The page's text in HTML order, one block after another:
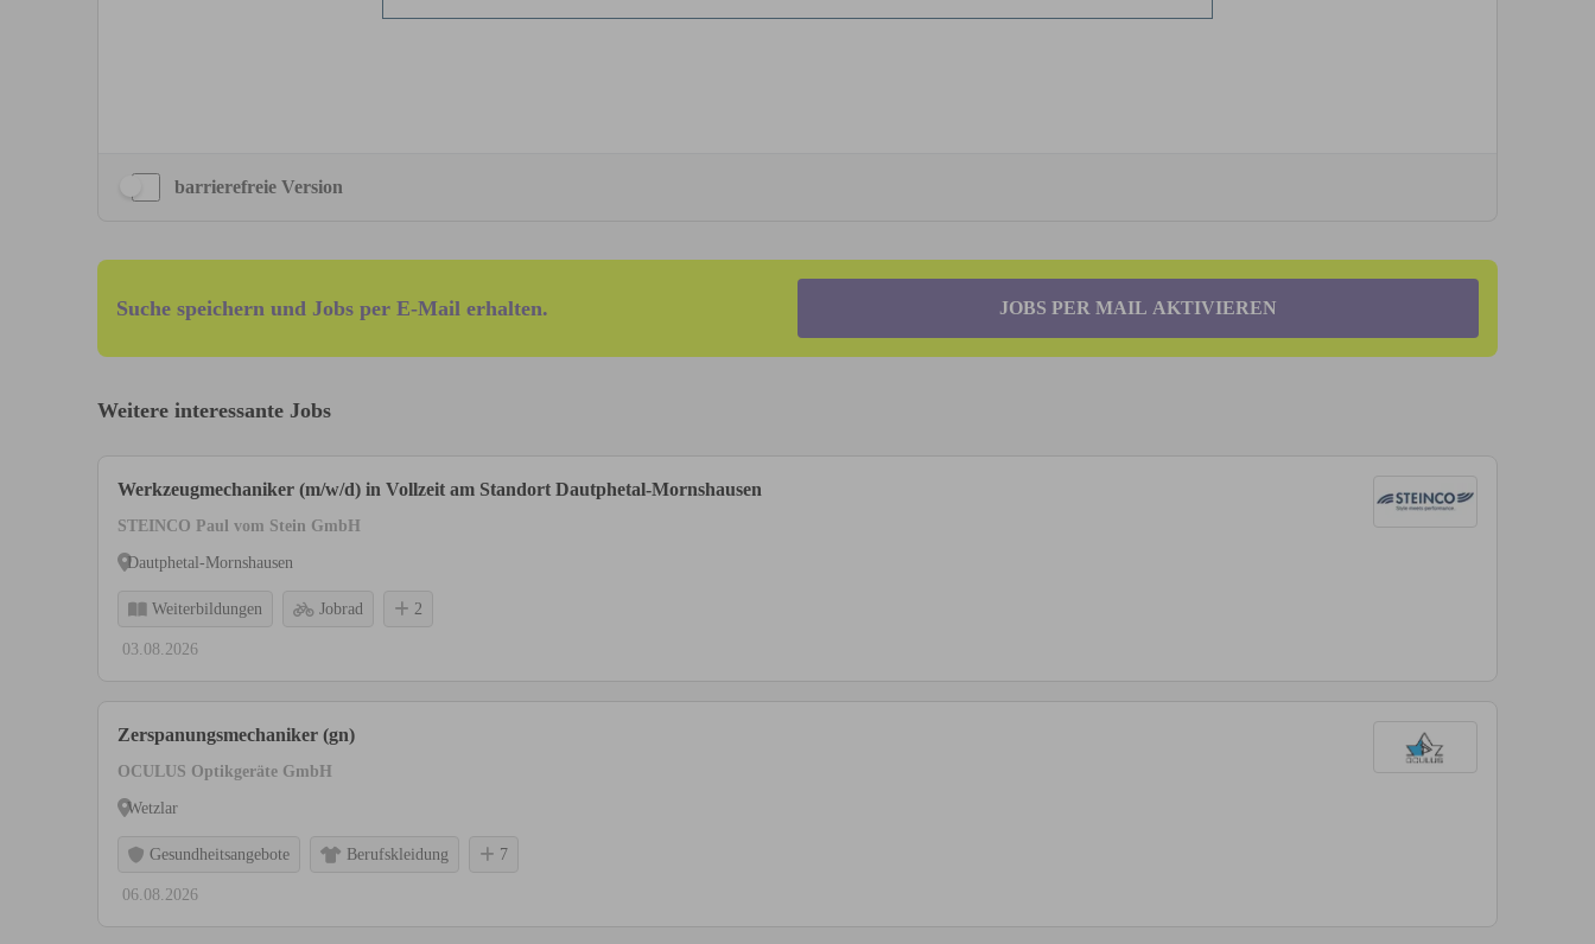
barrierefreie Version
Suche speichern und Jobs per E-Mail erhalten. JOBS PER MAIL AKTIVIEREN
Weitere interessante Jobs
Werkzeugmechaniker (m/w/d) in Vollzeit am Standort Dautphetal-Mornshausen
STEINCO Paul vom Stein GmbH
Dautphetal-Mornshausen
Weiterbildungen Jobrad 2
03.08.2026
Zerspanungsmechaniker (gn)
OCULUS Optikgeräte GmbH
Wetzlar
Gesundheitsangebote Berufskleidung 7
06.08.2026